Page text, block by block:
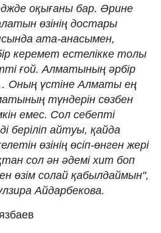
оқығаны бар. Әрине
өзінің достары
ата-анасымен,
керемет естелікке толы
ғой. Алматының әрбір
Оның үстіне Алматы ең
түндерін сөзбен
емес. Сол себепті
беріліп айтуы, қайда
өзінің өсіп-өнген жері
сол ән әдемі хит боп
өзім солай қабылдаймын",
Айдарбекова.